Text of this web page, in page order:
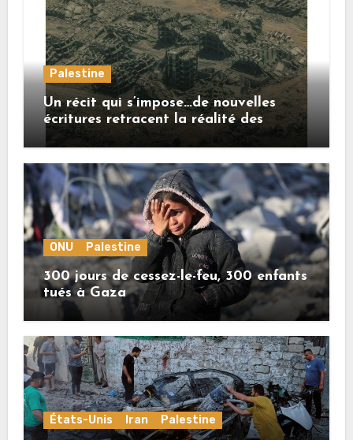
Palestine
Un récit qui s’impose…de nouvelles
écritures retracent la réalité des
crimes sionistes à Gaza
ONU Palestine
300 jours de cessez-le-feu, 300 enfants
tués à Gaza
États-Unis Iran Palestine